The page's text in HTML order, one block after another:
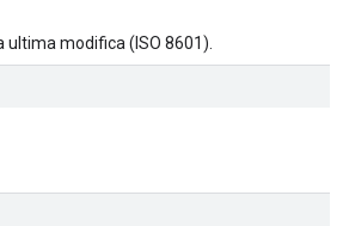
modifica (ISO 8601).